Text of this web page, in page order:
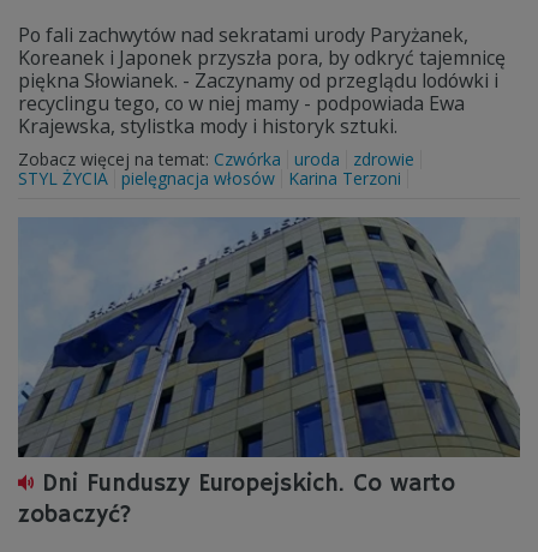
Po fali zachwytów nad sekratami urody Paryżanek,
Koreanek i Japonek przyszła pora, by odkryć tajemnicę
piękna Słowianek. - Zaczynamy od przeglądu lodówki i
recyclingu tego, co w niej mamy - podpowiada Ewa
Krajewska, stylistka mody i historyk sztuki.
Zobacz więcej na temat: Czwórka uroda
zdrowie
STYL ŻYCIA
pielęgnacja włosów Karina Terzoni
Dni Funduszy Europejskich. Co warto
zobaczyć?